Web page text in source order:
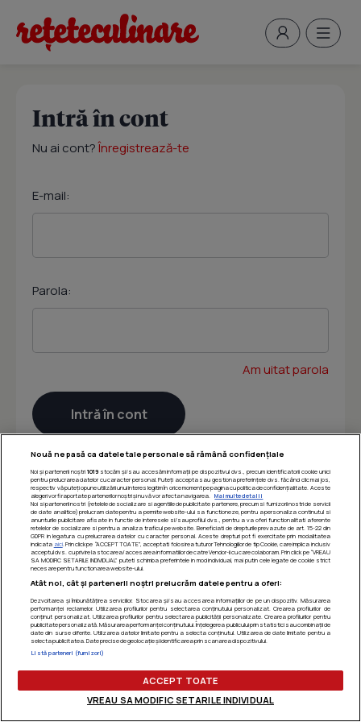
Intră în cont
Nu ai cont?Înregistrează-te
E-mail:
Parola:
Am uitat parola
Nouă ne pasă ca datele tale personale să rămână confidențiale
Noi și partenerii noștri 1019stocăm și/sau accesăm informații pe dispozitivul dvs., precum identificatorii cookie unici
pentru prelucrarea datelor cu caracter personal. Puteți accepta sau gestiona preferințele dvs. făcând clic mai jos,
respectiv vă puteți opune utilizării unui interes legitim în orice moment pe pagina cu politica de confidențialitate. Aceste
alegeri vor fi raportate partenerilor noștri și nu vă vor afecta navigarea.
Mai multe detalii
Noi si partenerii nostri (retelele de socializare si agentiile de publicitate partenere, precum si furnizorii nostri de servicii
de date analitice) prelucram date pentru a permite website-ului sa functioneze, pentru a personaliza continutul si
anunturile publicitare afisate in functie de interesele si/sau profilul dvs., pentru a va oferi functionalitati aferente
retelelor de socializare si pentru a analiza traficul pe website. Beneficiati de drepturile prevazute de art. 15-22 din
GDPR in legatura cu prelucrarea datelor cu caracter personal. Aceste drepturi pot fi exercitate prin modalitatea
indicata aici. Prin click pe “ACCEPT TOATE”, acceptati folosirea tuturor Tehnologiilor de tip Cookie, care implica inclusiv
acceptul dvs. cu privire la stocarea/accesarea informatiilor de catre Vendor-ii cu care colaboram. Prin click pe “VREAU
SA MODIFIC SETARILE INDIVIDUAL” puteti schimba preferintele in mod individual, mai putin cele legate de cookie strict
necesare pentru functionarea website-ului.
Atât noi, cât și partenerii noștri prelucrăm datele pentru a oferi:
Dezvoltarea și îmbunătățirea serviciilor. Stocarea și/sau accesarea informațiilor de pe un dispozitiv. Măsurarea
performanței reclamelor. Utilizarea profilurilor pentru selectarea conținutului personalizat. Crearea profilurilor de
conținut personalizat. Utilizarea profilurilor pentru selectarea publicității personalizate. Crearea profilurilor pentru
publicitate personalizată. Măsurarea performanței conținutului. Înțelegerea publicului prin statistici sau combinații de
date din surse diferite. Utilizarea datelor limitate pentru a selecta conținutul. Utilizarea de date limitate pentru a
selecta publicitatea. Date precise de geolocație și identificarea prin scanarea dispozitivului.
Listă parteneri (furnizori)
ACCEPT TOATE
VREAU SA MODIFIC SETARILE INDIVIDUAL